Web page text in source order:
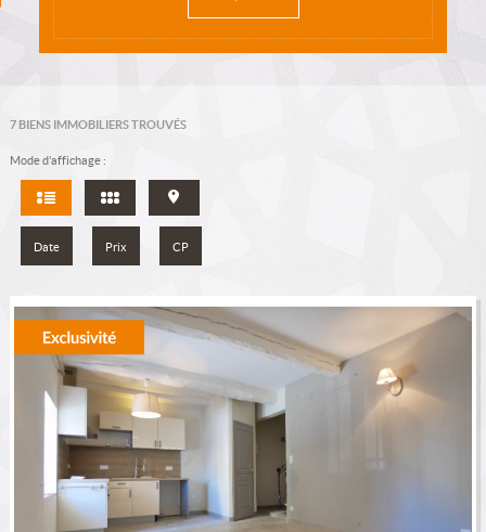
7BIENS IMMOBILIERS TROUVÉS
Mode d’affichage :
Date Prix CP